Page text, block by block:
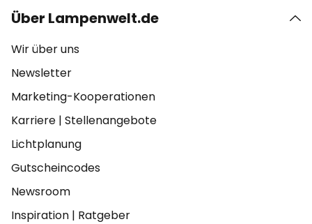
Über Lampenwelt.de
Wir über uns
Newsletter
Marketing-Kooperationen
Karriere | Stellenangebote
Lichtplanung
Gutscheincodes
Newsroom
Inspiration | Ratgeber